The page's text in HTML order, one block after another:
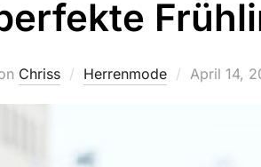
Chriss Herrenmode April 14,